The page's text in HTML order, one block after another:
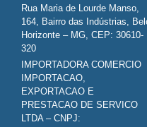
Rua Maria de Lourde Manso,
164, Bairro das Indústrias,
Horizonte – MG, CEP: 30610-
320
IMPORTADORA COMERCIO
IMPORTACAO,
EXPORTACAO E
PRESTACAO DE SERVICO
LTDA – CNPJ: